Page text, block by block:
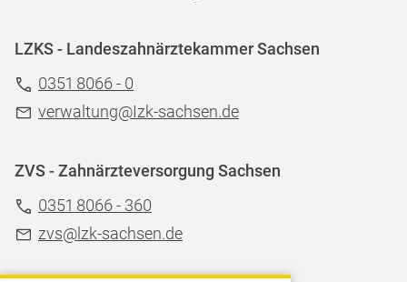
LZKS - Landeszahnärztekammer Sachsen
0351 8066 - 0
verwaltung@Izk-sachsen.de
ZVS - Zahnärzteversorgung Sachsen
0351 8066 - 360
zvs@lzk-sachsen.de